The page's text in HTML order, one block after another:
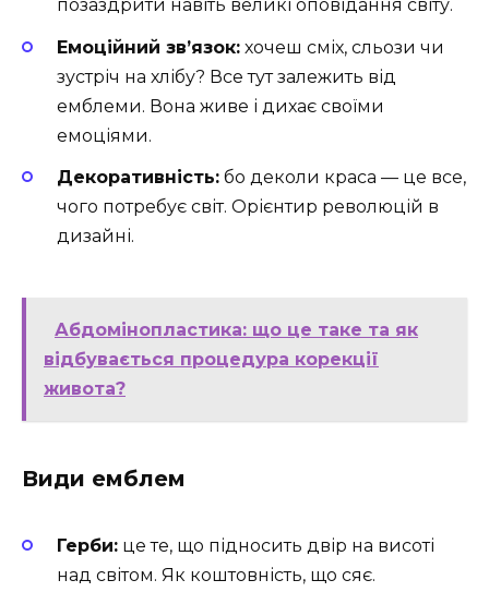
позаздрити навіть великі оповідання світу.
Емоційний зв’язок: хочеш сміх, сльози чи
зустріч на хлібу? Все тут залежить від
емблеми. Вона живе і дихає своїми
емоціями.
Декоративність: бо деколи краса — це все,
чого потребує світ. Орієнтир революцій в
дизайні.
Абдомінопластика: що це таке та як
відбувається процедура корекції
живота?
Види емблем
Герби: це те, що підносить двір на висоті
над світом. Як коштовність, що сяє.